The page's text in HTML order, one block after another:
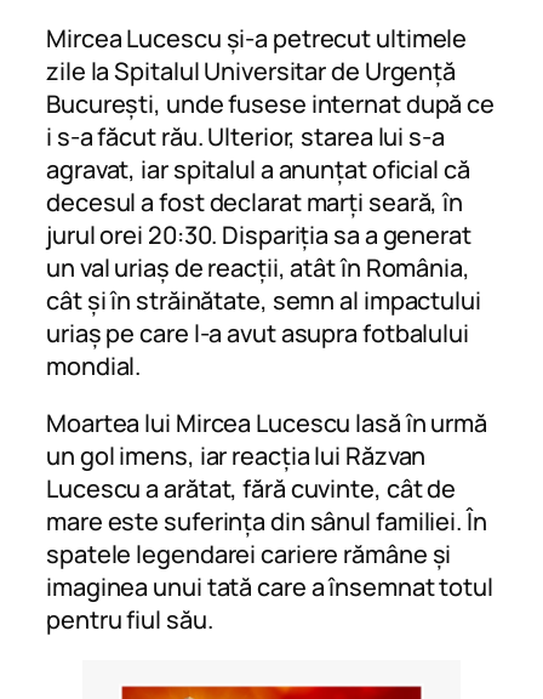
Mircea Lucescu și-a petrecut ultimele
zile la Spitalul Universitar de Urgență
București, unde fusese internat după ce
i s-a făcut rău. Ulterior, starea lui s-a
agravat, iar spitalul a anunțat oficial că
decesul a fost declarat marți seară, în
jurul orei 20:30. Dispariția sa a generat
un val uriaș de reacții, atât în România,
cât și în străinătate, semn al impactului
uriaș pe care l-a avut asupra fotbalului
mondial.
Moartea lui Mircea Lucescu lasă în urmă
un gol imens, iar reacția lui Răzvan
Lucescu a arătat, fără cuvinte, cât de
mare este suferința din sânul familiei. În
spatele legendarei cariere rămâne și
imaginea unui tată care a însemnat totul
pentru fiul său.